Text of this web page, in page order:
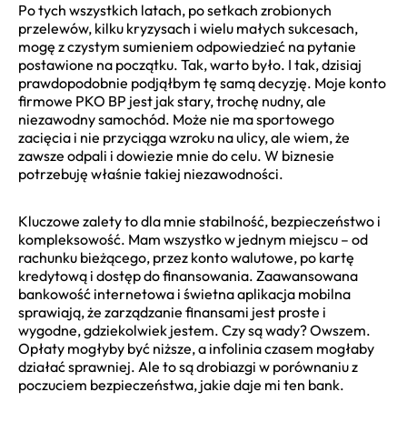
Po tych wszystkich latach, po setkach zrobionych
przelewów, kilku kryzysach i wielu małych sukcesach,
mogę z czystym sumieniem odpowiedzieć na pytanie
postawione na początku. Tak, warto było. I tak, dzisiaj
prawdopodobnie podjąłbym tę samą decyzję. Moje konto
firmowe PKO BP jest jak stary, trochę nudny, ale
niezawodny samochód. Może nie ma sportowego
zacięcia i nie przyciąga wzroku na ulicy, ale wiem, że
zawsze odpali i dowiezie mnie do celu. W biznesie
potrzebuję właśnie takiej niezawodności.
Kluczowe zalety to dla mnie stabilność, bezpieczeństwo i
kompleksowość. Mam wszystko w jednym miejscu – od
rachunku bieżącego, przez konto walutowe, po kartę
kredytową i dostęp do finansowania. Zaawansowana
bankowość internetowa i świetna aplikacja mobilna
sprawiają, że zarządzanie finansami jest proste i
wygodne, gdziekolwiek jestem. Czy są wady? Owszem.
Opłaty mogłyby być niższe, a infolinia czasem mogłaby
działać sprawniej. Ale to są drobiazgi w porównaniu z
poczuciem bezpieczeństwa, jakie daje mi ten bank.